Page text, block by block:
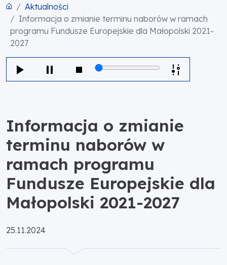
Aktualności
Informacja o zmianie terminu naborów w ramach
programu Fundusze Europejskie dla Małopolski 2021-
2027
Informacja o zmianie
terminu naborów w
ramach programu
Fundusze Europejskie dla
Małopolski 2021-2027
Opublikowano:
25.11.2024